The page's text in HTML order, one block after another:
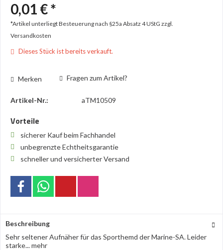
0,01 € *
*Artikel unterliegt Besteuerung nach §25a Absatz 4 UStG zzgl.
Versandkosten
Dieses Stück ist bereits verkauft.
Merken Fragen zum Artikel?
Artikel-Nr.: aTM10509
Vorteile
sicherer Kauf beim Fachhandel
unbegrenzte Echtheitsgarantie
schneller und versicherter Versand
Beschreibung
Sehr seltener Aufnäher für das Sporthemd der Marine-SA. Leider
starke...mehr